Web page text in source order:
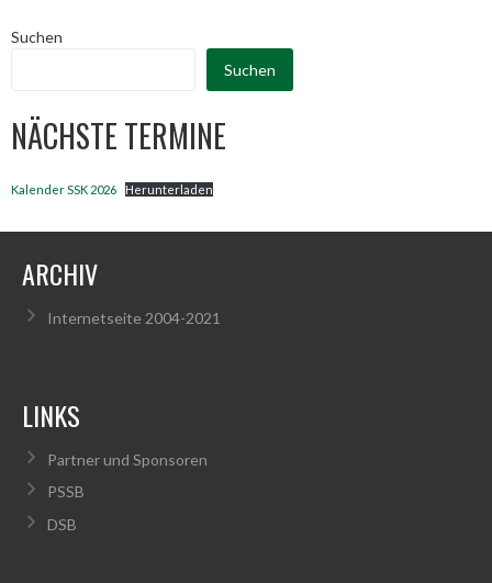
Suchen
Suchen
NÄCHSTE TERMINE
Kalender SSK 2026 Herunterladen
ARCHIV
Internetseite 2004-2021
LINKS
Partner und Sponsoren
PSSB
DSB